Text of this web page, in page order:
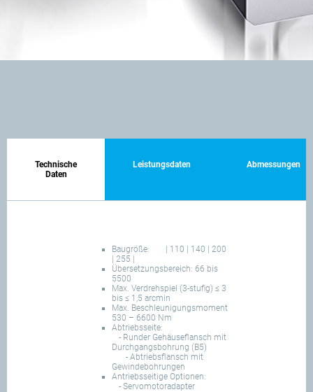
Technische
Daten
Leistungsdaten Abmessungen
Baugröße:
| 110 | 140 | 200
| 255 |
Übersetzungsbereich: 66 bis
5500
Max. Verdrehspiel (3-stufig) ≤ 3
bis ≤ 1,5 arcmin
Max. Beschleunigungsmoment
530 – 6600 Nm
Abtriebsseite:
- Runder Gehäuseflansch mit
Durchgangsbohrung (B5)
- Abtriebsflansch mit
Gewindebohrungen
Antriebsseitige Optionen:
- Servomotoradapter